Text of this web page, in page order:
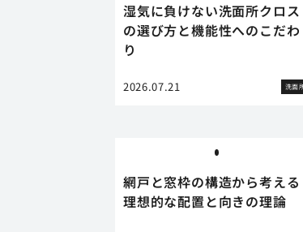
湿気に負けない洗面所クロス
の選び方と機能性へのこだわ
り
2026.07.21 洗面
網戸と窓枠の構造から考える
理想的な配置と向きの理論